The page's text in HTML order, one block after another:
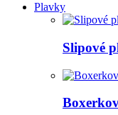
Plavky
Slipové